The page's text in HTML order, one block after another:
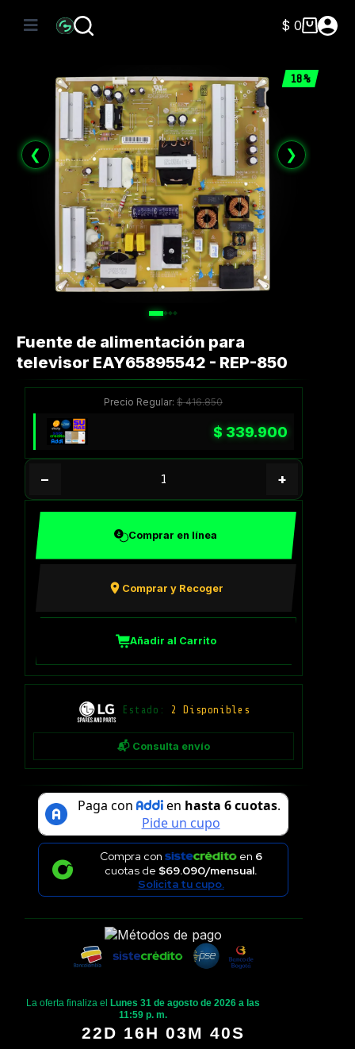
Carro
$ 0
18%
❮ ❯
Fuente de alimentación para
televisor EAY65895542 - REP-850
Precio Regular:$416.850
$ 339.900
− +
Comprar en línea
Comprar y Recoger
Añadir al Carrito
Estado: 2 Disponibles
📬 Consulta envío
Compra con en 6
cuotas de $69.090/mensual.
Solicita tu cupo.
La oferta finaliza el
Lunes 31 de agosto de 2026 a las
11:59 p. m.
22D 16H 03M 40S